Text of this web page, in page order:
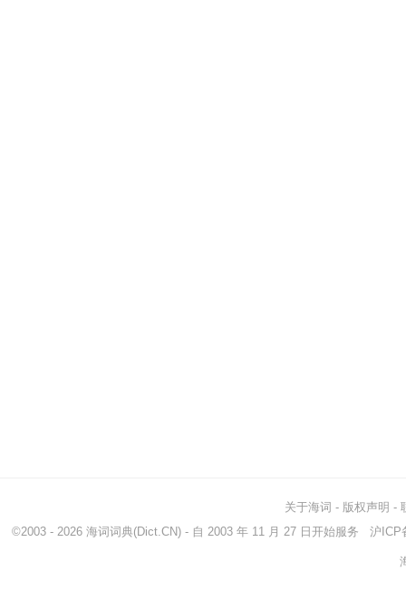
关于海词 - 版权声明 -
©2003 - 2026 海词词典(Dict.CN) - 自 2003 年 11 月 27 日开始服务 沪ICP